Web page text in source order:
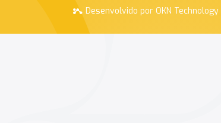
Desenvolvido por OKN